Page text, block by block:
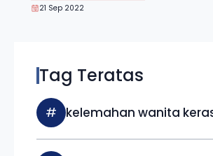
21 Sep 2022
Tag Teratas
# kelemahan wanita